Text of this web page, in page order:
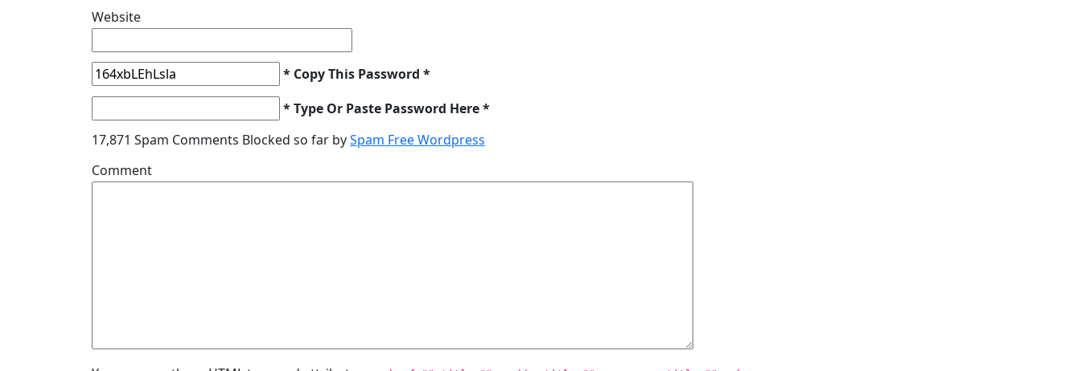
Website
* Copy This Password *
* Type Or Paste Password Here *
17,871 Spam Comments Blocked so far bySpam Free Wordpress
Comment